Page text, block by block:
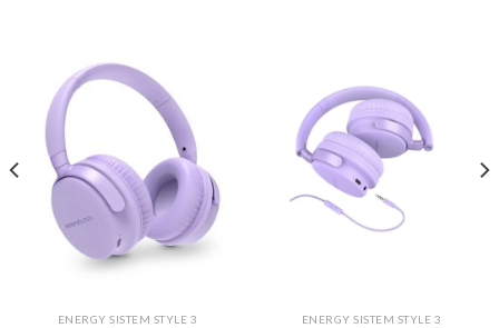
ENERGY SISTEM STYLE 3 ENERGY SISTEM STYLE 3